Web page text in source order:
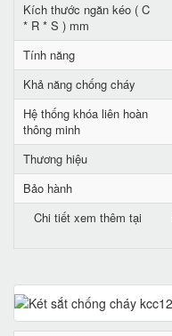
Kích thước ngăn kéo ( C
* R * S ) mm
Tính năng
Khả năng chống cháy
Hệ thống khóa liên hoàn
thông minh
Thương hiệu
Bảo hành
Chi tiết xem thêm tại